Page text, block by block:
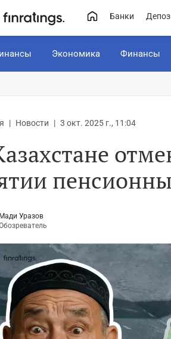
Банки
Экономика Финансы
Новости 3 окт. 2025 г., 11:04
Мади Уразов